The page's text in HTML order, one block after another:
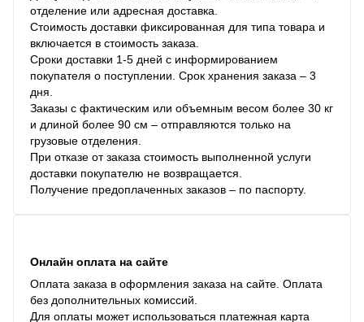
отделение или адресная доставка.
Стоимость доставки фиксированная для типа товара и
включается в стоимость заказа.
Сроки доставки 1-5 дней с информированием
покупателя о поступлении. Срок хранения заказа – 3
дня.
Заказы с фактическим или объемным весом более 30 кг
и длиной более 90 см – отправляются только на
грузовые отделения.
При отказе от заказа стоимость выполненной услуги
доставки покупателю не возвращается.
Получение предоплаченных заказов – по паспорту.
Онлайн оплата на сайте
Оплата заказа в оформления заказа на сайте. Оплата
без дополнительных комиссий.
Для оплаты может использоваться платежная карта